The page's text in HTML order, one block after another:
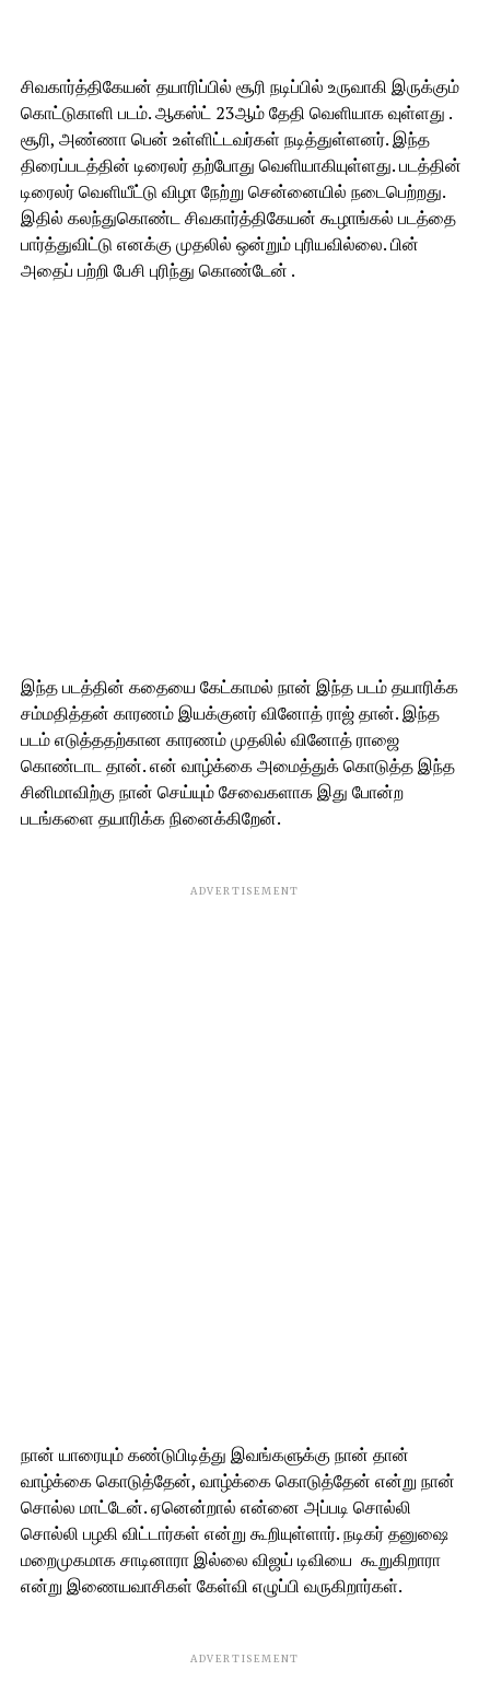
சிவகார்த்திகேயன் தயாரிப்பில் சூரி நடிப்பில் உருவாகி இருக்கும்
கொட்டுகாளி படம். ஆகஸ்ட் 23ஆம் தேதி வெளியாக வுள்ளது .
சூரி, அண்ணா பென் உள்ளிட்டவர்கள் நடித்துள்ளனர். இந்த
திரைப்படத்தின் டிரைலர் தற்போது வெளியாகியுள்ளது. படத்தின்
டிரைலர் வெளியீட்டு விழா நேற்று சென்னையில் நடைபெற்றது.
இதில் கலந்துகொண்ட சிவகார்த்திகேயன் கூழாங்கல் படத்தை
பார்த்துவிட்டு எனக்கு முதலில் ஒன்றும் புரியவில்லை. பின்
அதைப் பற்றி பேசி புரிந்து கொண்டேன் .
இந்த படத்தின் கதையை கேட்காமல் நான் இந்த படம் தயாரிக்க
சம்மதித்தன் காரணம் இயக்குனர் வினோத் ராஜ் தான். இந்த
படம் எடுத்ததற்கான காரணம் முதலில் வினோத் ராஜை
கொண்டாட தான். என் வாழ்க்கை அமைத்துக் கொடுத்த இந்த
சினிமாவிற்கு நான் செய்யும் சேவைகளாக இது போன்ற
படங்களை தயாரிக்க நினைக்கிறேன்.
ADVERTISEMENT
நான் யாரையும் கண்டுபிடித்து இவங்களுக்கு நான் தான்
வாழ்க்கை கொடுத்தேன், வாழ்க்கை கொடுத்தேன் என்று நான்
சொல்ல மாட்டேன். ஏனென்றால் என்னை அப்படி சொல்லி
சொல்லி பழகி விட்டார்கள் என்று கூறியுள்ளார். நடிகர் தனுஷை
மறைமுகமாக சாடினாரா இல்லை விஜய் டிவியை கூறுகிறாரா
என்று இணையவாசிகள் கேள்வி எழுப்பி வருகிறார்கள்.
ADVERTISEMENT